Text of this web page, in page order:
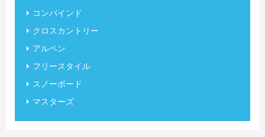
コンバインド
クロスカントリー
アルペン
フリースタイル
スノーボード
マスターズ